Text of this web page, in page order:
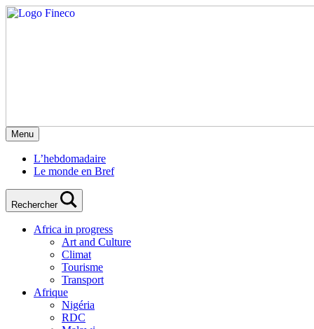
Menu
L’hebdomadaire
Le monde en Bref
Rechercher
Africa in progress
Art and Culture
Climat
Tourisme
Transport
Afrique
Nigéria
RDC